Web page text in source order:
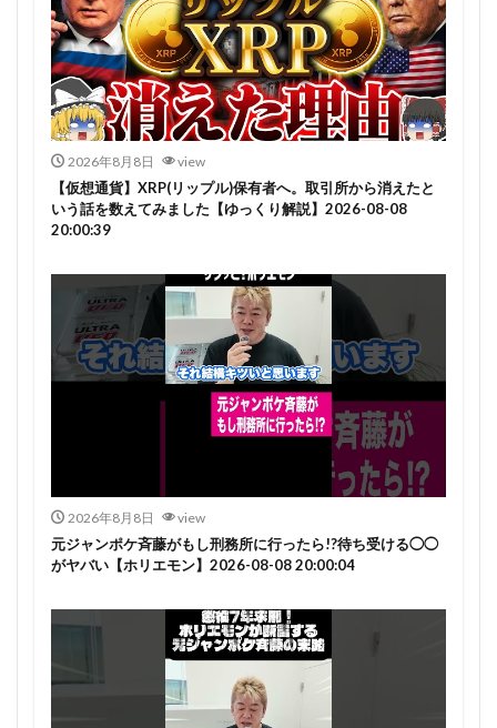
2026年8月8日 view
【仮想通貨】XRP(リップル)保有者へ。取引所から消えたと
いう話を数えてみました【ゆっくり解説】2026-08-08
20:00:39
2026年8月8日 view
元ジャンポケ斉藤がもし刑務所に行ったら!?待ち受ける◯◯
がヤバい【ホリエモン】2026-08-08 20:00:04